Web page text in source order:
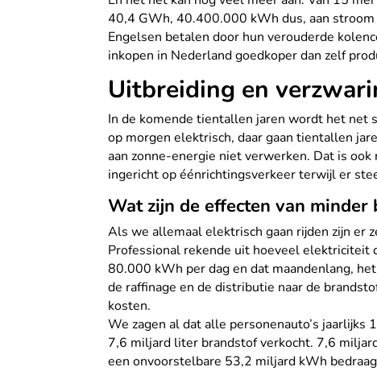
40,4 GWh, 40.400.000 kWh dus, aan
Engelsen betalen door hun verouderde
inkopen in Nederland goedkoper dan zelf
Uitbreiding en
In de komende tientallen jaren wordt het net
op morgen elektrisch, daar gaan tientallen
aan zonne-energie niet verwerken. Dat is
ingericht op éénrichtingsverkeer terwijl er
Wat zijn de effecten van
Als we allemaal elektrisch gaan rijden zijn er
Professional rekende uit hoeveel elektriciteit
80.000 kWh per dag en dat maandenlang,
de raffinage en de distributie naar de
kosten.
We zagen al dat alle personenauto’s
7,6 miljard liter brandstof verkocht. 7,6
een onvoorstelbare 53,2 miljard kWh